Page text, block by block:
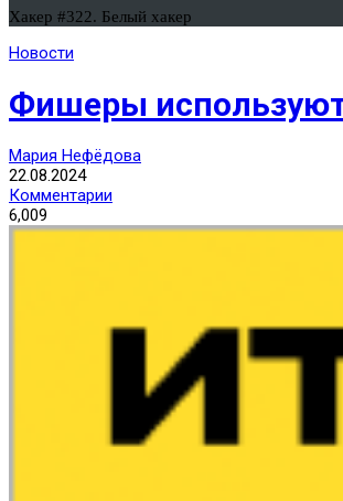
Хакер #322. Белый хакер
Новости
Фишеры используют
Мария Нефёдова
22.08.2024
Комментарии
6,009